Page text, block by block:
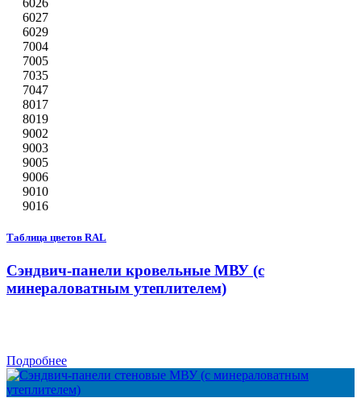
6027
6029
7004
7005
7035
7047
8017
8019
9002
9003
9005
9006
9010
9016
Таблица цветов RAL
Сэндвич-панели кровельные МВУ (с
минераловатным утеплителем)
Подробнее